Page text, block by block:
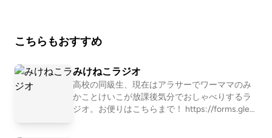
こちらもおすすめ
みけねこラジオ
高校の同級生、現在はアラサーでワーママのみ
かことけいこが放課後気分でおしゃべりするラ
ジオ。お便りはこちらまで！ https://forms.gle/L